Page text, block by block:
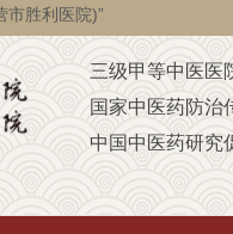
市胜利医院)”
三级甲等中医医
国家中医药防治
中国中医药研究
省级智障儿童康